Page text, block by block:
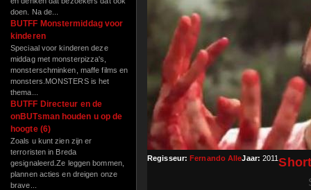
doen. Na de...
BUTFF Monstermiddag voor
kinderen
Speciaal voor kinderen deze
middag met monsterpizza's,
monsterschminken, maffe films en
monsters.MONSTERS is het
thema...
BUTFF Directeur en de
onBUTsman houden u op de
hoogte (6)
Zoals u kunt zien zijn er
terroristen in Breda
gesignaleerd.Ze leggen bommen,
plannen acties en dreigen onze
brave...
Regisseur:Fernando AlleJaar:2011